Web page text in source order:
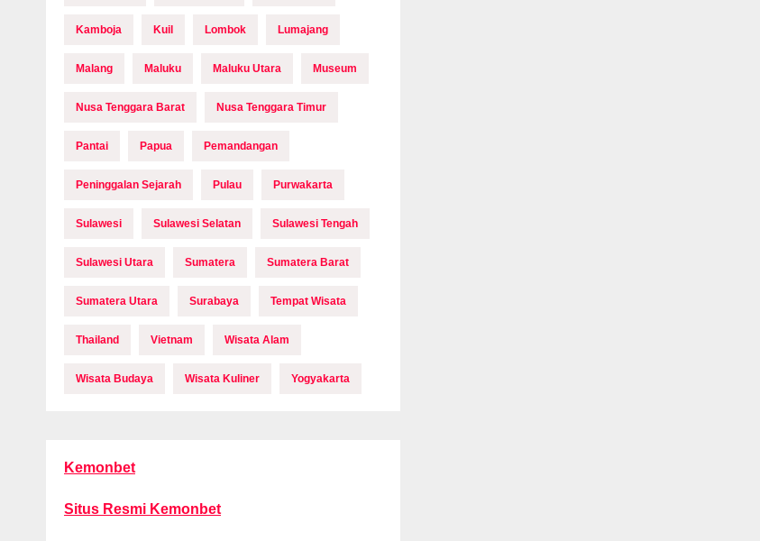
Kamboja Kuil Lombok Lumajang
Malang Maluku Maluku Utara Museum
Nusa Tenggara Barat Nusa Tenggara Timur
Pantai Papua Pemandangan
Peninggalan Sejarah Pulau Purwakarta
Sulawesi Sulawesi Selatan Sulawesi Tengah
Sulawesi Utara Sumatera Sumatera Barat
Sumatera Utara Surabaya Tempat Wisata
Thailand Vietnam Wisata Alam
Wisata Budaya Wisata Kuliner Yogyakarta
Kemonbet
Situs Resmi Kemonbet